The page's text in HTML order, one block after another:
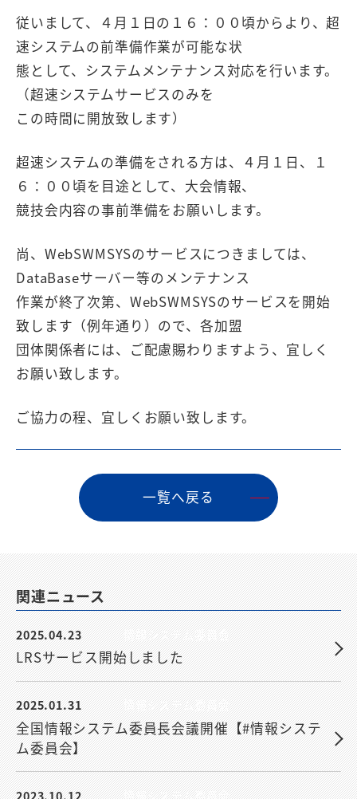
従いまして、４月１日の１６：００頃からより、超
速システムの前準備作業が可能な状
態として、システムメンテナンス対応を行います。
（超速システムサービスのみを
この時間に開放致します）
超速システムの準備をされる方は、４月１日、１
６：００頃を目途として、大会情報、
競技会内容の事前準備をお願いします。
尚、WebSWMSYSのサービスにつきましては、
DataBaseサーバー等のメンテナンス
作業が終了次第、WebSWMSYSのサービスを開始
致します（例年通り）ので、各加盟
団体関係者には、ご配慮賜わりますよう、宜しく
お願い致します。
ご協力の程、宜しくお願い致します。
⼀覧へ戻る
関連ニュース
2025.04.23 情報システム委員会
LRSサービス開始しました
2025.01.31 情報システム委員会
全国情報システム委員長会議開催【#情報システ
ム委員会】
2023.10.12 情報システム委員会